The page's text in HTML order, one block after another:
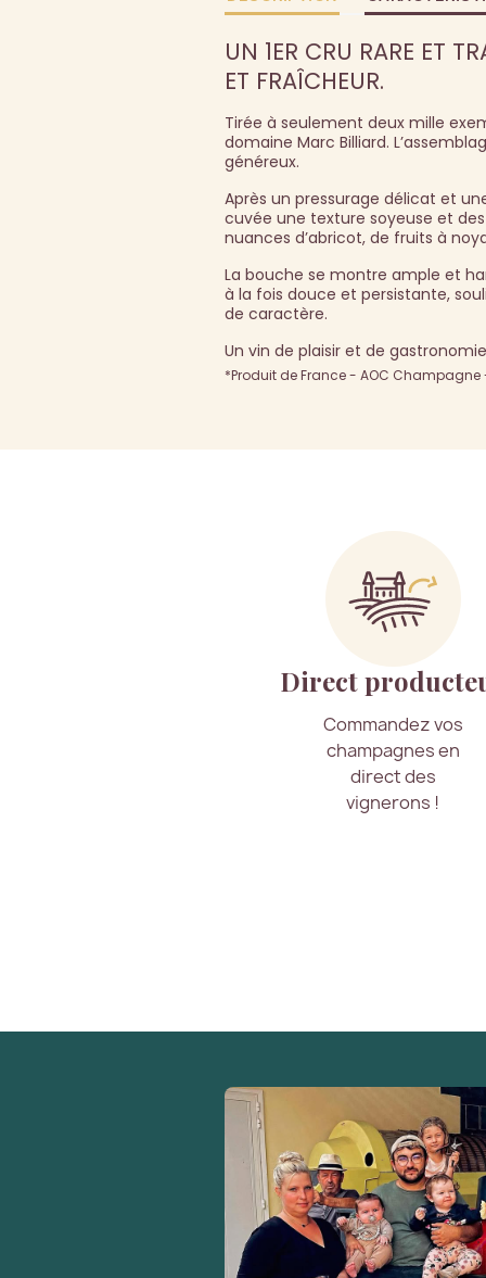
UN 1ER CRU RARE ET
ET FRAÎCHEUR.
Tirée à seulement deux mille
domaine Marc Billiard.
généreux.
Après un pressurage délicat et
cuvée une texture soyeuse et
nuances d’abricot, de fruits à
La bouche se montre ample et
à la fois douce et persistante,
de caractère.
Un vin de plaisir et de
*Produit de France - AOC
Direct
Commandez vos
champagnes en
direct des
vignerons !